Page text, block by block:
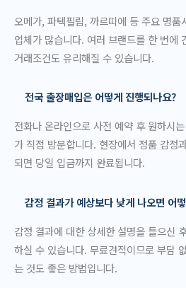
오메가, 파텍필립, 까르띠에 등 주요 명품
업체가 많습니다. 여러 브랜드를 한 번에
거래조건도 유리해질 수 있습니다.
전국 출장매입은 어떻게 진행되나요?
전화나 온라인으로 사전 예약 후 원하시
가 직접 방문합니다. 현장에서 정품 감정
되면 당일 입금까지 완료됩니다.
감정 결과가 예상보다 낮게 나오면 어
감정 결과에 대한 상세한 설명을 들으신
하실 수 있습니다. 무료견적이므로 부담
는 것도 좋은 방법입니다.